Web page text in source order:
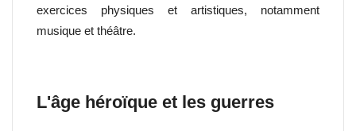
exercices physiques et artistiques, notamment
musique et théâtre.
L'âge héroïque et les guerres